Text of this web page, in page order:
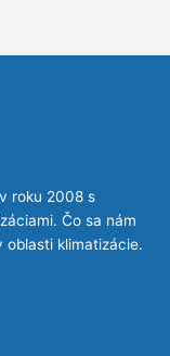
roku 2008 s
Čo sa nám
oblasti klimatizácie.